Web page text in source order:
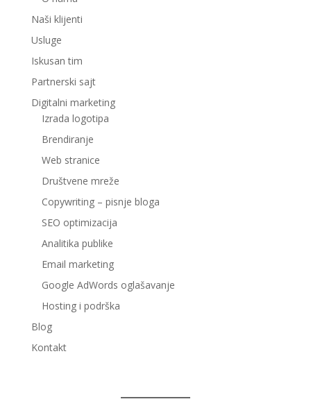
Naši klijenti
Usluge
Iskusan tim
Partnerski sajt
Digitalni marketing
Izrada logotipa
Brendiranje
Web stranice
Društvene mreže
Copywriting – pisnje bloga
SEO optimizacija
Analitika publike
Email marketing
Google AdWords oglašavanje
Hosting i podrška
Blog
Kontakt